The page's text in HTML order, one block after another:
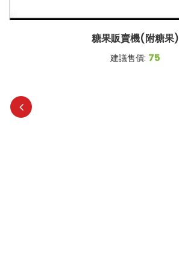
糖果販賣機(附糖果)
建議售價: 75